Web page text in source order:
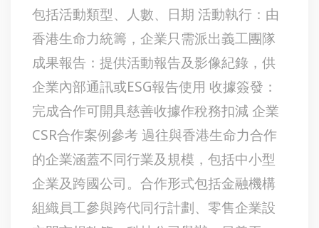
包括活動類型、人數、日期 活動執行：由
香港生命力統籌，企業只需派出義工團隊
成果報告：提供活動報告及影像紀錄，供
企業內部通訊或ESG報告使用 收據簽發：
完成合作可開具慈善收據作稅務扣減 企業
CSR合作案例參考 過往與香港生命力合作
的企業涵蓋不同行業及規模，包括中小型
企業及跨國公司。合作形式包括金融機構
組織員工參與跨代同行計劃、零售企業設